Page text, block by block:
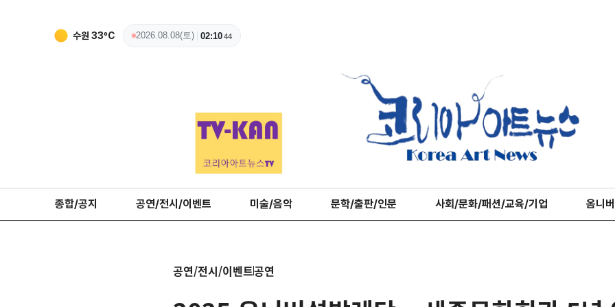
수원 33ºC 2026.08.08(토) 02:1046
종합/공지 공연/전시/이벤트 미술/음악 문학/출판/인문 사회/문화/패션/교육/기업 옴니
공연/전시/이벤트공연